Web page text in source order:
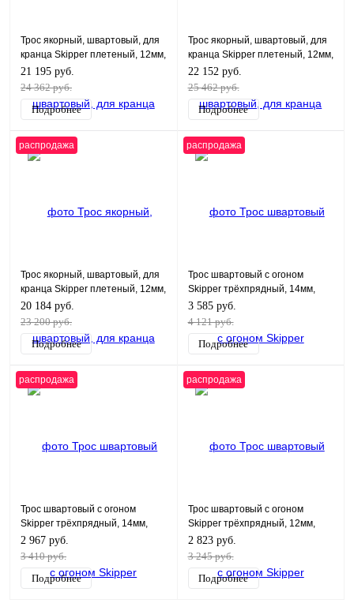
Трос якорный, швартовый, для
кранца Skipper плетеный, 12мм,
нейлон 100м, черный
21 195 руб.
24 362 руб.
Подробнее
Трос якорный, швартовый, для
кранца Skipper плетеный, 12мм,
нейлон 100м, синий
22 152 руб.
25 462 руб.
Подробнее
распродажа
Трос якорный, швартовый, для
кранца Skipper плетеный, 12мм,
нейлон 100м, белый
20 184 руб.
23 200 руб.
Подробнее
распродажа
Трос швартовый с огоном
Skipper трёхпрядный, 14мм,
нейлон 10.67м, синий
3 585 руб.
4 121 руб.
Подробнее
распродажа
Трос швартовый с огоном
Skipper трёхпрядный, 14мм,
нейлон 10.67м, белый
2 967 руб.
3 410 руб.
Подробнее
распродажа
Трос швартовый с огоном
Skipper трёхпрядный, 12мм,
нейлон 10.67м, синий
2 823 руб.
3 245 руб.
Подробнее